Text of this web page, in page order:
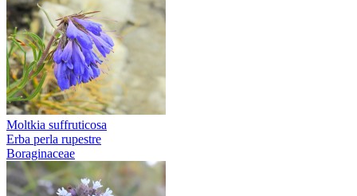
Moltkia suffruticosa
Erba perla rupestre
Boraginaceae